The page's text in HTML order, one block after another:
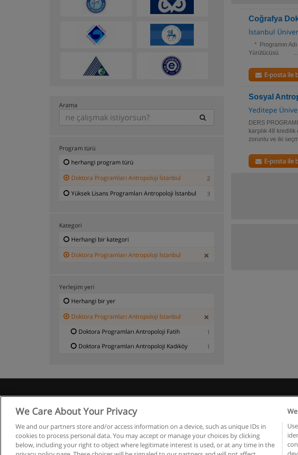
Coğrafya
İstanbul
* Programın
Yürütücüsü ...
E-posta ile
Sosyal
Yeditepe
DERS
karşılık 48
zorunlu ve iki
E-posta ile
Arama
Program türü
herhangi program türü
Doktora Programları Antropoloji İstanbul
2
Yüksek Lisans Programları Antropoloji İstanbul
3
Kategori
Herhangi bir kategori
Doktora Programları Antropoloji İstanbul
Yerleşim yeri
Herhangi bir yer
Doktora Programları Antropoloji İstanbul
Doktora Programları Antropoloji Fatih
1
Doktora Programları Antropoloji Kadıköy
1
Copyright © Educaedu Business
We Care About Your Privacy
We and our partners store and/or access information on a device, such as unique IDs in
cookies to process personal data. You may accept or manage your choices by clicking
below, including your right to object where legitimate interest is used, or at any time in the